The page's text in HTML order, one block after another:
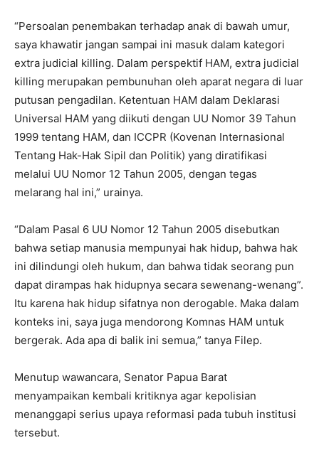
“Persoalan penembakan terhadap anak di bawah umur,
saya khawatir jangan sampai ini masuk dalam kategori
extra judicial killing. Dalam perspektif HAM, extra judicial
killing merupakan pembunuhan oleh aparat negara di luar
putusan pengadilan. Ketentuan HAM dalam Deklarasi
Universal HAM yang diikuti dengan UU Nomor 39 Tahun
1999 tentang HAM, dan ICCPR (Kovenan Internasional
Tentang Hak-Hak Sipil dan Politik) yang diratifikasi
melalui UU Nomor 12 Tahun 2005, dengan tegas
melarang hal ini,” urainya.
“Dalam Pasal 6 UU Nomor 12 Tahun 2005 disebutkan
bahwa setiap manusia mempunyai hak hidup, bahwa hak
ini dilindungi oleh hukum, dan bahwa tidak seorang pun
dapat dirampas hak hidupnya secara sewenang-wenang”.
Itu karena hak hidup sifatnya non derogable. Maka dalam
konteks ini, saya juga mendorong Komnas HAM untuk
bergerak. Ada apa di balik ini semua,” tanya Filep.
Menutup wawancara, Senator Papua Barat
menyampaikan kembali kritiknya agar kepolisian
menanggapi serius upaya reformasi pada tubuh institusi
tersebut.